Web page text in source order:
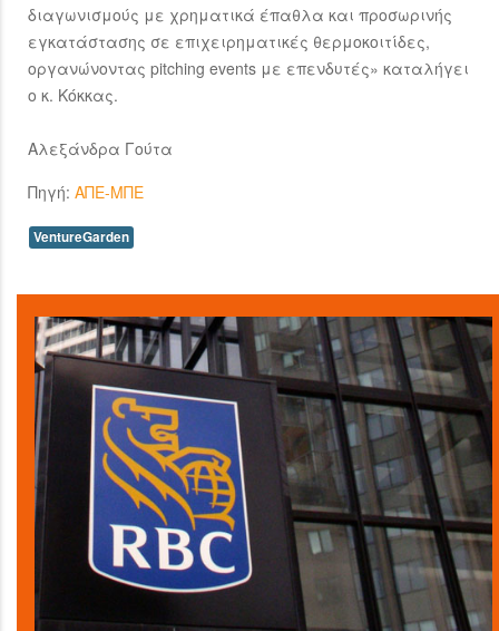
διαγωνισμούς με χρηματικά έπαθλα και προσωρινής
εγκατάστασης σε επιχειρηματικές θερμοκοιτίδες,
οργανώνοντας pitching events με επενδυτές» καταλήγει
ο κ. Κόκκας.
Αλεξάνδρα Γούτα
Πηγή: ΑΠΕ-ΜΠΕ
VentureGarden